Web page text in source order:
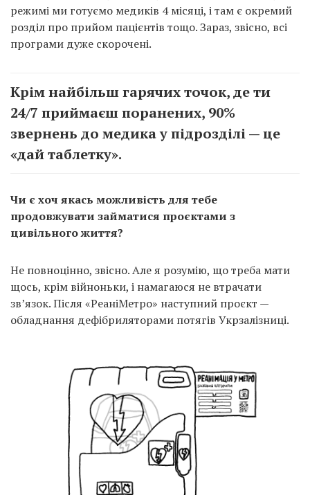
режимі ми готуємо медиків 4 місяці, і там є окремий
розділ про прийом пацієнтів тощо. Зараз, звісно, всі
програми дуже скорочені.
Крім найбільш гарячих точок, де ти
24/7 приймаєш поранених, 90%
звернень до медика у підрозділі — це
«дай таблетку».
Чи є хоч якась можливість для тебе
продовжувати займатися проєктами з
цивільного життя?
Не повноцінно, звісно. Але я розумію, що треба мати
щось, крім війноньки, і намагаюся не втрачати
зв’язок. Після «РеаніМетро» наступний проєкт —
обладнання дефібриляторами потягів Укрзалізниці.